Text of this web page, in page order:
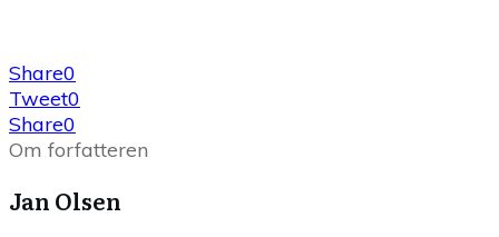
Share0
Tweet0
Share0
Om forfatteren
Jan Olsen